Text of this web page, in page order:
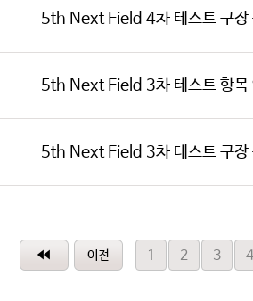
5th Next Field 4차 테스트 구장
5th Next Field 3차 테스트 항목
5th Next Field 3차 테스트 구장
1 2 3 4